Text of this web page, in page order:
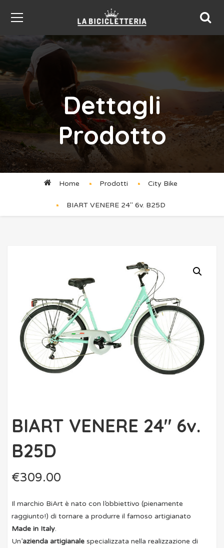
Dettagli
Prodotto
Home Prodotti City Bike
BIART VENERE 24″ 6v. B25D
BIART VENERE 24″ 6v.
B25D
€309.00
Il marchio BiArt è nato con l’obbiettivo (pienamente
raggiunto!) di tornare a produrre il famoso artigianato
Made in Italy.
Un’azienda artigianale specializzata nella realizzazione di